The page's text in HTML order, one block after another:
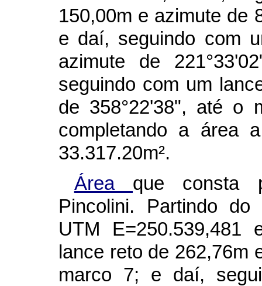
150,00m e azimute de
e daí, seguindo com
azimute de
seguindo com um
de 358°22'38", até o
completando a área
33.317.20m².
Área que consta
Pincolini. Partindo
UTM E=250.539,481
lance reto de 262,76m
marco 7; e daí,